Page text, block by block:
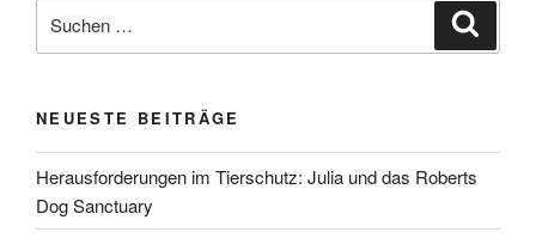
nach:
NEUESTE BEITRÄGE
Herausforderungen im Tierschutz: Julia und das Roberts
Dog Sanctuary